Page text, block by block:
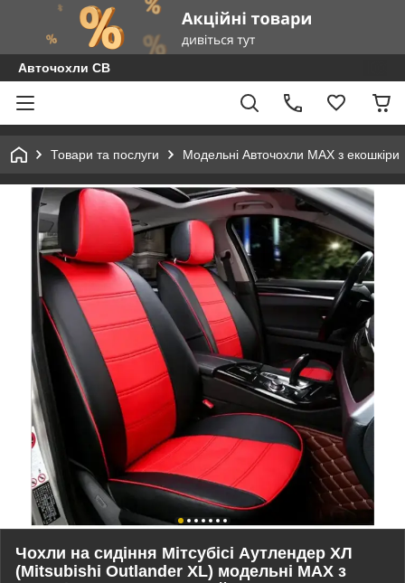
Авточохли СВ
Товари та послуги Модельні Авточохли MAX з екошкіри
Чохли на сидіння Мітсубісі Аутлендер ХЛ
(Mitsubishi Outlander XL) модельні MAX з